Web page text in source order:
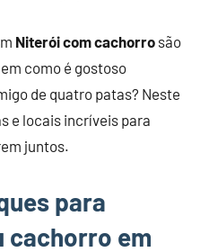
Niterói com cachorro são
como é gostoso
de quatro patas? Neste
e locais incríveis para
juntos.
para
cachorro em